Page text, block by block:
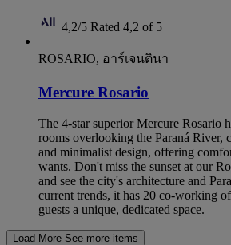
4,2/5 Rated 4,2 of 5
ROSARIO, อาร์เจนตินา
Mercure Rosario
The 4-star superior Mercure Rosario
rooms overlooking the Paraná River,
and minimalist design, offering
wants. Don't miss the sunset at our
and see the city's architecture and
current trends, it has 20 co-working
guests a unique, dedicated space.
Load More See more items